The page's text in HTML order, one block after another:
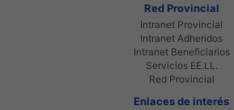
Red Provincial
Intranet Provincial
Intranet Adheridos
Intranet Beneficiarios
Servicios EE.LL.
Red Provincial
Enlaces de interés